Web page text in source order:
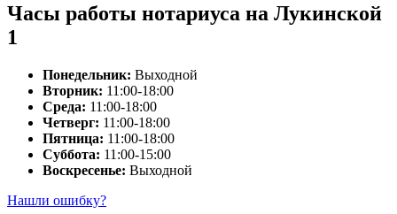
Часы работы нотариуса на Лукинской
1
Понедельник: Выходной
Вторник: 11:00-18:00
Среда: 11:00-18:00
Четверг: 11:00-18:00
Пятница: 11:00-18:00
Суббота: 11:00-15:00
Воскресенье: Выходной
Нашли ошибку?